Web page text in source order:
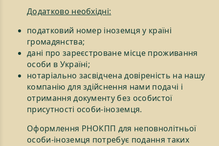
Додатково необхідні:
податковий номер іноземця у країні
громадянства;
дані про зареєстроване місце проживання
особи в Україні;
нотаріально засвідчена довіреність на нашу
компанію для здійснення нами подачі і
отримання документу без особистої
присутності особи-іноземця.
Оформлення РНОКПП для неповнолітньої
особи-іноземця потребує подання таких